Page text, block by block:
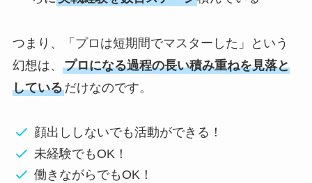
つまり、「プロは短期間でマスターした」という
幻想は、 プロになる過程の長い積み重ねを見落と
しているだけなのです。
顔出ししないでも活動ができる！
未経験でもOK！
働きながらでもOK！